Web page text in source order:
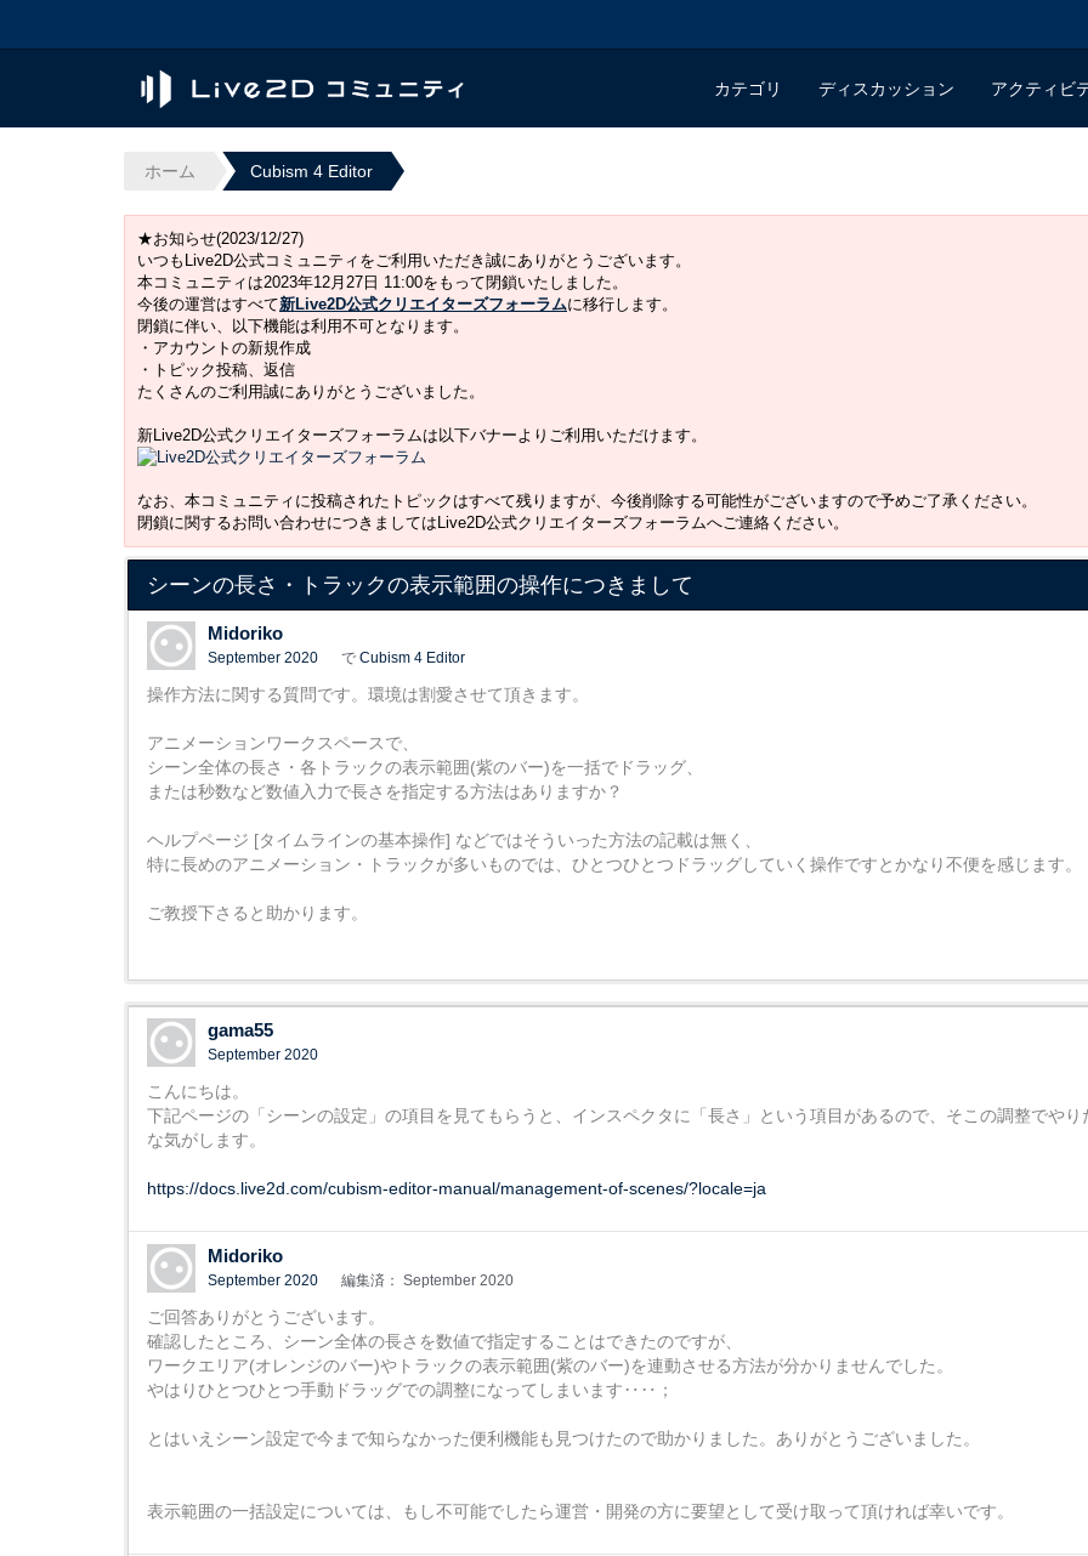
カテゴリ ディスカッション アクティビ
ホーム Cubism 4 Editor
★お知らせ(2023/12/27)
いつもLive2D公式コミュニティをご利用いただき誠にありがとうございます。
本コミュニティは2023年12月27日 11:00をもって閉鎖いたしました。
今後の運営はすべて新Live2D公式クリエイターズフォーラムに移行します。
閉鎖に伴い、以下機能は利用不可となります。
・アカウントの新規作成
・トピック投稿、返信
たくさんのご利用誠にありがとうございました。
新Live2D公式クリエイターズフォーラムは以下バナーよりご利用いただけます。
なお、本コミュニティに投稿されたトピックはすべて残りますが、今後削除する可能性がございますので予めご了承ください。
閉鎖に関するお問い合わせにつきましてはLive2D公式クリエイターズフォーラムへご連絡ください。
シーンの長さ・トラックの表示範囲の操作につきまして
Midoriko
September 2020 で Cubism 4 Editor
操作方法に関する質問です。環境は割愛させて頂きます。
アニメーションワークスペースで、
シーン全体の長さ・各トラックの表示範囲(紫のバー)を一括でドラッグ、
または秒数など数値入力で長さを指定する方法はありますか？
ヘルプページ [タイムラインの基本操作] などではそういった方法の記載は無く、
特に長めのアニメーション・トラックが多いものでは、ひとつひとつドラッグしていく操作ですとかなり不便を感じます。
ご教授下さると助かります。
gama55
September 2020
こんにちは。
下記ページの「シーンの設定」の項目を見てもらうと、インスペクタに「長さ」という項目があるので、そこの調整でやり
な気がします。
https://docs.live2d.com/cubism-editor-manual/management-of-scenes/?locale=ja
Midoriko
September 2020 編集済： September 2020
ご回答ありがとうございます。
確認したところ、シーン全体の長さを数値で指定することはできたのですが、
ワークエリア(オレンジのバー)やトラックの表示範囲(紫のバー)を連動させる方法が分かりませんでした。
やはりひとつひとつ手動ドラッグでの調整になってしまいます‥‥；
とはいえシーン設定で今まで知らなかった便利機能も見つけたので助かりました。ありがとうございました。
表示範囲の一括設定については、もし不可能でしたら運営・開発の方に要望として受け取って頂ければ幸いです。